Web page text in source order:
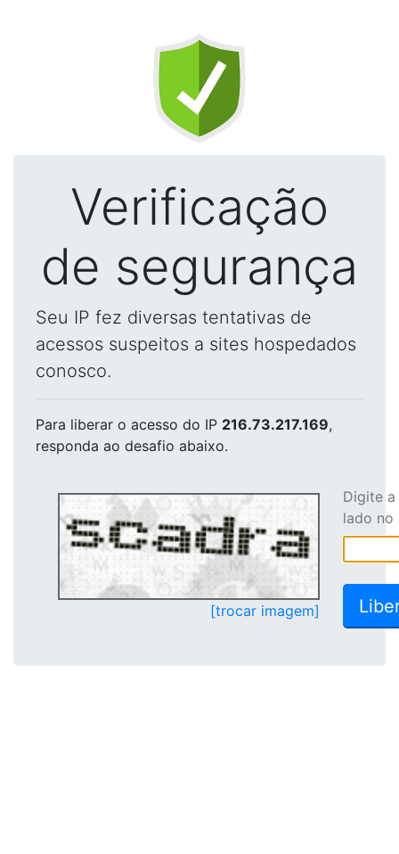
Verificação
de segurança
Seu IP fez diversas tentativas de
acessos suspeitos a sites hospedados
conosco.
Para liberar o acesso do IP 216.73.217.169,
responda ao desafio abaixo.
[trocar imagem]
Digite
lado no